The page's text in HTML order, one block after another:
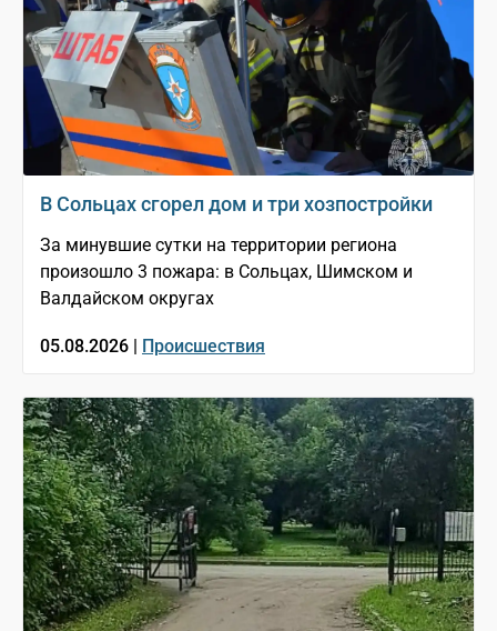
В Сольцах сгорел дом и три хозпостройки
За минувшие сутки на территории региона
произошло 3 пожара: в Сольцах, Шимском и
Валдайском округах
05.08.2026 | Происшествия